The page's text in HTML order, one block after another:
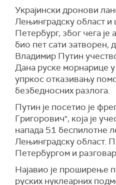
Украјински дронови
Лењинградску област и
Петербург, због чега
био пет сати затворен,
Владимир Путин
Дана руске морнарице
упркос отказивању
безбедносних разлога.
Путин је посетио је
Григорович", која је
напада 51 беспилотне
Лењинградску област.
Петербургом и
Најавио је проширење
руских нуклеарних